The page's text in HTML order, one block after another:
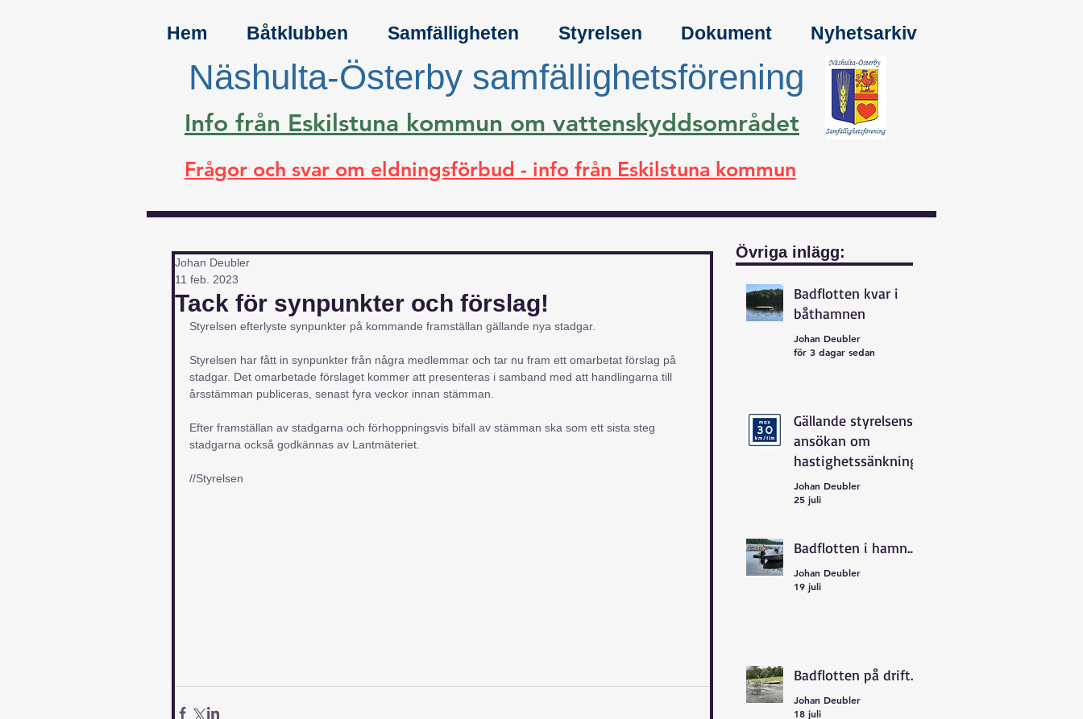
Hem Båtklubben Samfälligheten Styrelsen Dokument Nyhetsarkiv
Näshulta-Österby samfällighetsförening
Info från Eskilstuna kommun om vattenskyddsområdet
Frågor och svar om eldningsförbud - info från Eskilstuna kommun
Tack för synpunkter och förslag!
Johan Deubler
11 feb. 2023
Styrelsen efterlyste synpunkter på kommande framställan gällande nya stadgar.
Styrelsen har fått in synpunkter från några medlemmar och tar nu fram ett omarbetat förslag på
stadgar. Det omarbetade förslaget kommer att presenteras i samband med att handlingarna till
årsstämman publiceras, senast fyra veckor innan stämman.
Efter framställan av stadgarna och förhoppningsvis bifall av stämman ska som ett sista steg
stadgarna också godkännas av Lantmäteriet.
//Styrelsen
Övriga inlägg:
Badflotten kvar i
båthamnen
Johan Deubler
för 3 dagar sedan
Gällande styrelsens
ansökan om
hastighetssänkning
Johan Deubler
25 juli
Badflotten i hamn...
Johan Deubler
19 juli
Badflotten på drift...
Johan Deubler
18 juli